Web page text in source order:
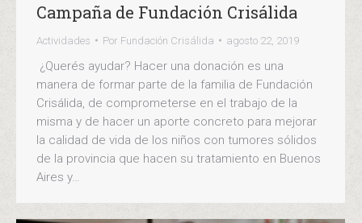
Campaña de Fundación Crisálida
Actividades Por Fundación Crisálida agosto 22, 2019
¿Querés ayudar? Hacer una donación es una
manera de formar parte de la familia de Fundación
Crisálida, de comprometerse en el trabajo de la
misma y de hacer un aporte concreto para mejorar
la calidad de vida de los niños con tumores sólidos
de la provincia que hacen su tratamiento en Buenos
Aires y…